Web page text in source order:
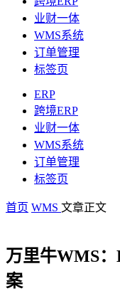
业财一体
WMS系统
订单管理
标签页
ERP
跨境ERP
业财一体
WMS系统
订单管理
标签页
首页 WMS 文章正文
万里牛WMS
案